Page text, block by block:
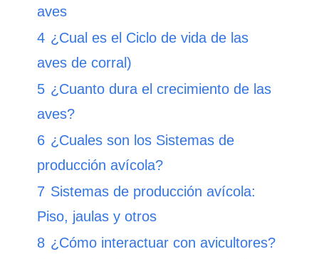
aves
4 ¿Cual es el Ciclo de vida de las
aves de corral)
5 ¿Cuanto dura el crecimiento de las
aves?
6 ¿Cuales son los Sistemas de
producción avícola?
7 Sistemas de producción avícola:
Piso, jaulas y otros
8 ¿Cómo interactuar con avicultores?